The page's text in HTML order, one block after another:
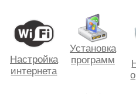
Настройка
интернета
Установка
программ